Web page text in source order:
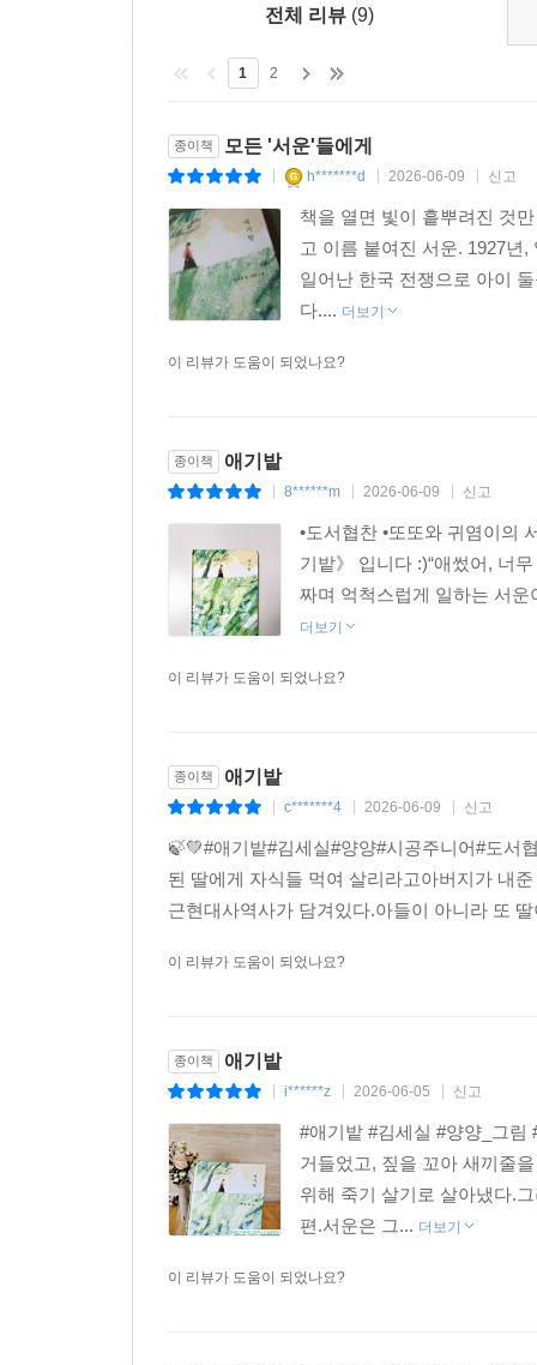
전체 리뷰 (9)
1 2
종이책 모든 '서운'들에게
h*******d 2026-06-09 신고
책을 열면 빛이 흩뿌려진 것
고 이름 붙여진 서운. 1927년
일어난 한국 전쟁으로 아이
다.... 더보기
이 리뷰가 도움이 되었나요?
종이책 애기밭
8******m 2026-06-09 신고
•도서협찬 •또또와 귀염이의
기밭》 입니다 :)“애썼어, 너
짜며 억척스럽게 일하는 서
더보기
이 리뷰가 도움이 되었나요?
종이책 애기밭
c*******4 2026-06-09 신고
🍃💚#애기밭#김세실#양양#시공주니어#도서
된 딸에게 자식들 먹여 살리라고아버지가 내
근현대사역사가 담겨있다.아들이 아니라 또
이 리뷰가 도움이 되었나요?
종이책 애기밭
i******z 2026-06-05 신고
#애기밭 #김세실 #양양_그림
거들었고, 짚을 꼬아 새끼줄
위해 죽기 살기로 살아냈다.
편.서운은 그... 더보기
이 리뷰가 도움이 되었나요?